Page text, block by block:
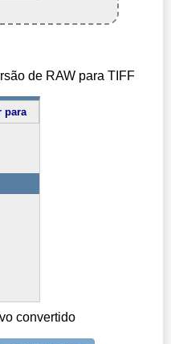
de RAW para TIFF
para
convertido